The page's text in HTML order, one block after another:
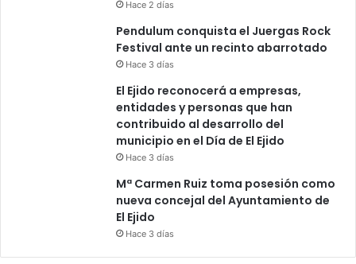
Hace 2 días
Pendulum conquista el Juergas Rock
Festival ante un recinto abarrotado
Hace 3 días
El Ejido reconocerá a empresas,
entidades y personas que han
contribuido al desarrollo del
municipio en el Día de El Ejido
Hace 3 días
Mª Carmen Ruiz toma posesión como
nueva concejal del Ayuntamiento de
El Ejido
Hace 3 días